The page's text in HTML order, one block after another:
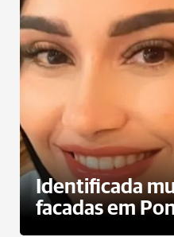
Identificada
facadas em